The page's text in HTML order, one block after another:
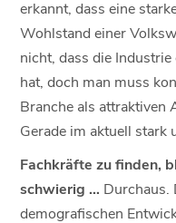
erkannt, dass eine
Wohlstand einer
nicht, dass die
hat, doch man muss
Branche als attraktiven
Gerade im aktuell stark
Fachkräfte zu finden,
schwierig … Durchaus.
demografischen